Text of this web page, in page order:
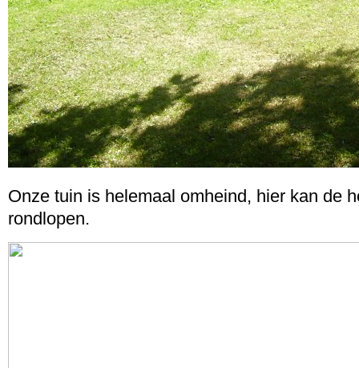
Onze tuin is helemaal omheind, hier kan de
rondlopen.